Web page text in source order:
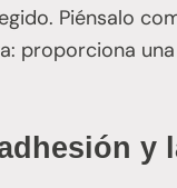
Piénsalo
proporciona
y